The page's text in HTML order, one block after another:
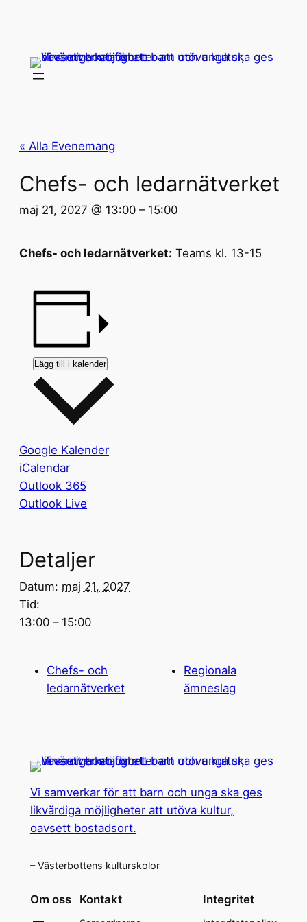
« Alla Evenemang
Chefs- och ledarnätverket
maj 21, 2027 @ 13:00 – 15:00
Chefs- och ledarnätverket: Teams kl. 13-15
Lägg till i kalender
Google Kalender
iCalendar
Outlook 365
Outlook Live
Detaljer
Datum: maj 21, 2027
Tid:
13:00 – 15:00
Chefs- och
ledarnätverket
Regionala
ämneslag
Vi samverkar för att barn och unga ska ges
likvärdiga möjligheter att utöva kultur,
oavsett bostadsort.
– Västerbottens kulturskolor
Om oss Kontakt Integritet